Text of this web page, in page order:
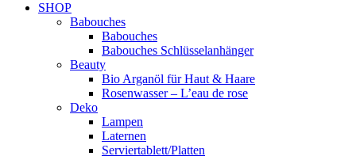
SHOP
Babouches
Babouches
Babouches Schlüsselanhänger
Beauty
Bio Arganöl für Haut & Haare
Rosenwasser – L’eau de rose
Deko
Lampen
Laternen
Serviertablett/Platten